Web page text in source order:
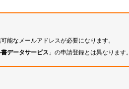
能なメールアドレスが必要になります。
データサービス 」の申請登録とは異なります。